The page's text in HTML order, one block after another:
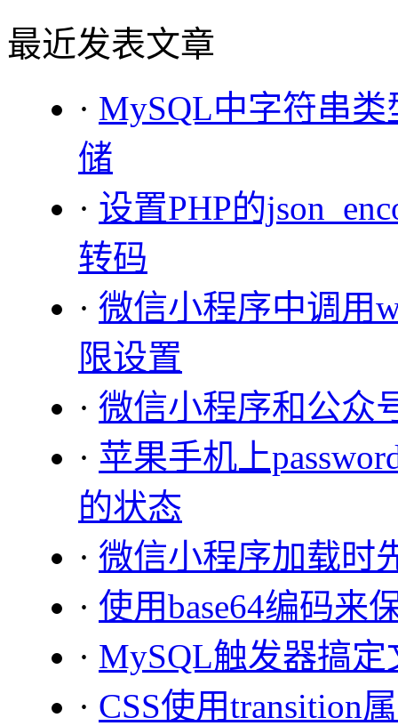
最近发表文章
· MySQL中字符串
储
· 设置PHP的
转码
· 微信小程序中调用
限设置
· 微信小程序和公众
· 苹果手机上
的状态
· 微信小程序加载时
· 使用base64编码来
· MySQL触发器搞
· CSS使用transition